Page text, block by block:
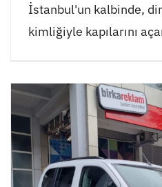
İstanbul'un kalbinde,
kimliğiyle kapılarını